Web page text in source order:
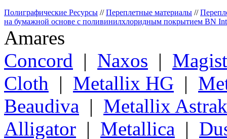
Полиграфические Ресурсы //Переплетные материалы //
на бумажной основе с поливинилхлоридным покрытием BN
Amares
Сoncord | Naxos |
Cloth | Metallix HG |
Beaudiva | Metallix
Alligator | Metallica |